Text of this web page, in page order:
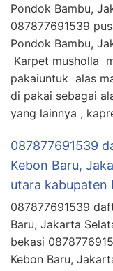
Pondok Bambu,
087877691539
Pondok Bambu,
Karpet musholla
pakaiuntuk alas
di pakai sebagai
yang lainnya ,
087877691539
Kebon Baru,
utara kabupaten
087877691539
Baru, Jakarta
bekasi
Kebon Baru,